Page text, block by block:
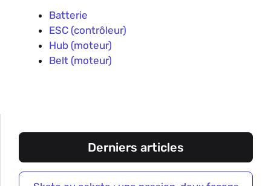
Batterie
ESC (contrôleur)
Hub (moteur)
Belt (moteur)
Derniers articles